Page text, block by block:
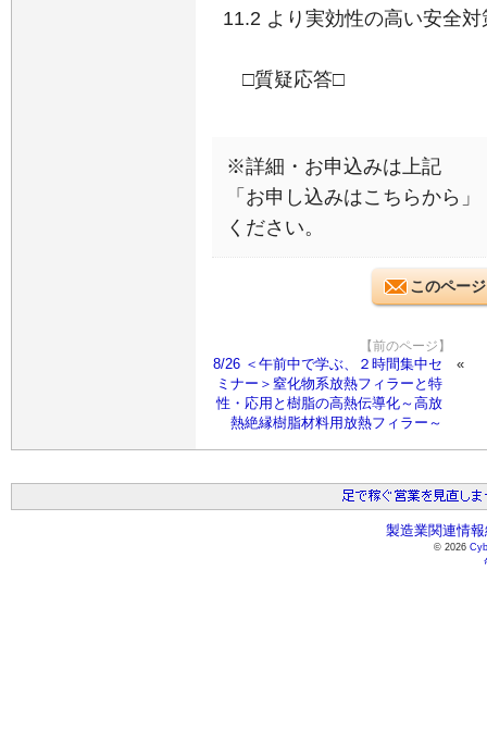
11.2 より実効性の高い安全
□質疑応答□
※詳細・お申込みは上記
「お申し込みはこちらから
ください。
このペー
【前のページ】
8/26 ＜午前中で学ぶ、２時間集中セ
ミナー＞窒化物系放熱フィラーと特
性・応用と樹脂の高熱伝導化～高放
熱絶縁樹脂材料用放熱フィラー～
製造業関連情
© 2026